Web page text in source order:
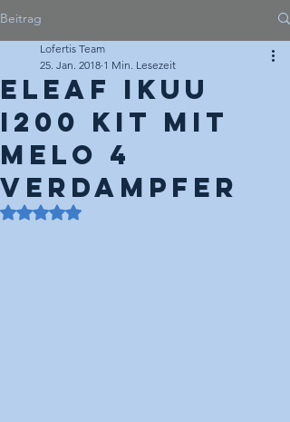
Beitrag
Eleaf iKuu
i200 Kit mit
Melo 4
Verdampfer
Lofertis Team
25. Jan. 2018 1 Min. Lesezeit
Mit NaN von 5 Sternen bewertet.